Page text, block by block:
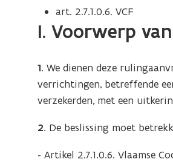
art. 2.7.1.0.6. VCF
I. Voorwerp
1.We dienen deze
verrichtingen, betreffende
verzekerden, met een
2. De beslissing moet
- Artikel 2.7.1.0.6. Vlaamse